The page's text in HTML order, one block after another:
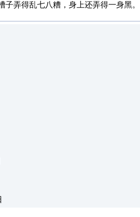
子弄得乱七八糟，身上还弄得一身黑